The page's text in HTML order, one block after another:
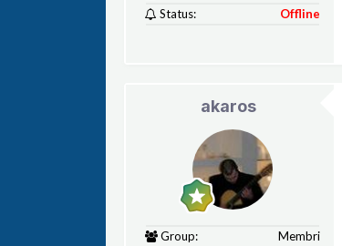
Status:
Offline
akaros
Group:
Membri